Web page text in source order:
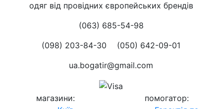
одяг від провідних європейських брендів
(063) 685-54-98
(098) 203-84-30
(050) 642-09-01
ua.bogatir@gmail.com
магазини:
помогатор: